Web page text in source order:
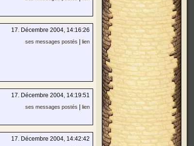
17. Décembre 2004, 14:16:26
ses messages postés lien
17. Décembre 2004, 14:19:51
ses messages postés lien
17. Décembre 2004, 14:42:42